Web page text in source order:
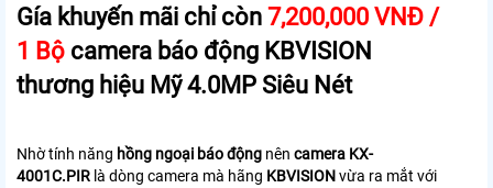
Gía khuyến mãi chỉ còn 7,200,000 VNĐ /
1 Bộ camera báo động KBVISION
thương hiệu Mỹ 4.0MP Siêu Nét
Nhờ tính năng hồng ngoại báo động nên camera KX-
4001C.PIR là dòng camera mà hãng KBVISIONvừa ra mắt với